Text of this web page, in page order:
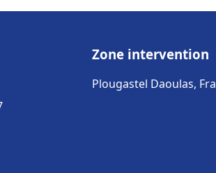
Zone intervention
Plougastel Daoulas,